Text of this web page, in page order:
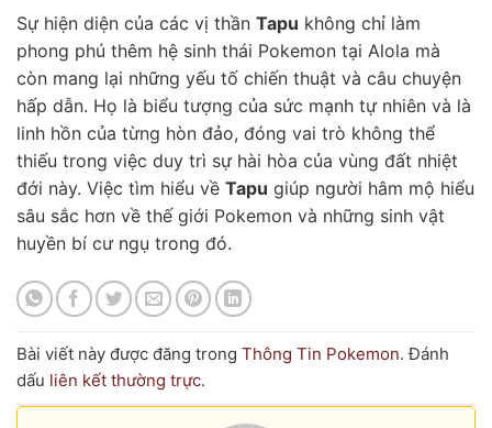
Sự hiện diện của các vị thần Tapu không chỉ làm
phong phú thêm hệ sinh thái Pokemon tại Alola mà
còn mang lại những yếu tố chiến thuật và câu chuyện
hấp dẫn. Họ là biểu tượng của sức mạnh tự nhiên và là
linh hồn của từng hòn đảo, đóng vai trò không thể
thiếu trong việc duy trì sự hài hòa của vùng đất nhiệt
đới này. Việc tìm hiểu về Tapu giúp người hâm mộ hiểu
sâu sắc hơn về thế giới Pokemon và những sinh vật
huyền bí cư ngụ trong đó.
Bài viết này được đăng trong Thông Tin Pokemon. Đánh
dấu liên kết thường trực.